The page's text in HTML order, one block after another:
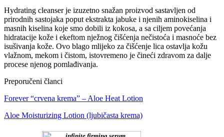
Hydrating cleanser je izuzetno snažan proizvod sastavljen od
prirodnih sastojaka poput ekstrakta jabuke i njenih aminokiselina i
masnih kiselina koje smo dobili iz kokosa, a sa ciljem povećanja
hidratacije kože i ekeftom nježnog čišćenja nečistoća i masnoće bez
isušivanja kože. Ovo blago mlijeko za čišćenje lica ostavlja kožu
vlažnom, mekom i čistom, istovremeno je čineći zdravom za dalje
procese njenog pomlađivanja.
Preporučeni članci
Forever “crvena krema” – Aloe Heat Lotion
Aloe Moisturizing Lotion (ljubičasta krema)